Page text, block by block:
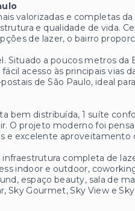
valorizadas e completas
e qualidade de vida.
de lazer, o bairro
Situado a poucos metros da
acesso às principais vias
de São Paulo, ideal
bem distribuída, 1 suíte
O projeto moderno foi
e excelente aproveitamento
completa de
indoor e outdoor,
espaço beauty, sala de
Gourmet, Sky View e